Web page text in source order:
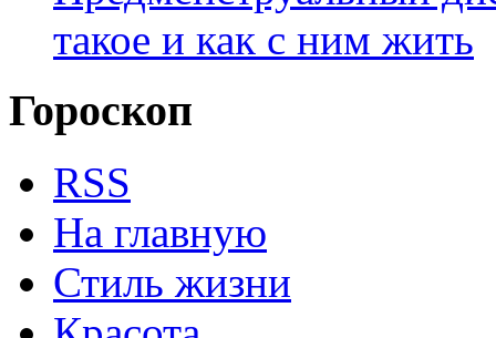
такое и как с ним жить
Гороскоп
RSS
На главную
Стиль жизни